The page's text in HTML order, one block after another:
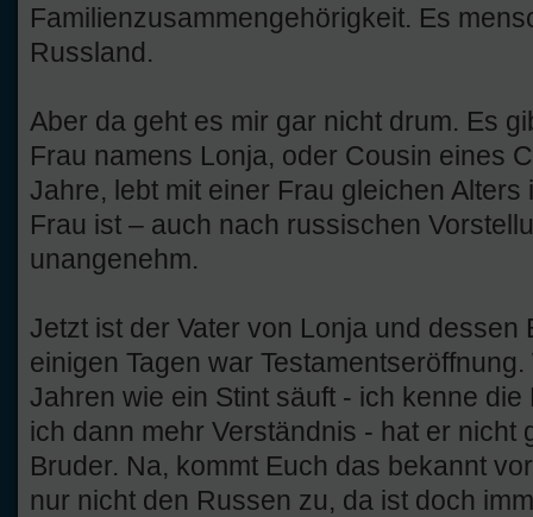
Familienzusammengehörigkeit. Es
Russland.
Aber da geht es mir gar nicht drum. Es
Frau namens Lonja, oder Cousin eines
Jahre, lebt mit einer Frau gleichen
Frau ist – auch nach russischen
unangenehm.
Jetzt ist der Vater von Lonja und dessen
einigen Tagen war
Jahren wie ein Stint säuft - ich kenne
ich dann mehr Verständnis - hat er nicht
Bruder. Na, kommt Euch das bekannt
nur nicht den Russen zu, da ist doch